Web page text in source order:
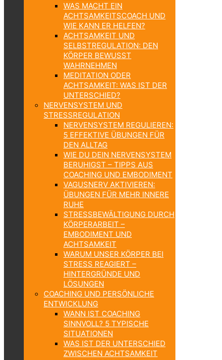
WAS MACHT EIN
ACHTSAMKEITSCOACH UND
WIE KANN ER HELFEN?
ACHTSAMKEIT UND
SELBSTREGULATION: DEN
KÖRPER BEWUSST
WAHRNEHMEN
MEDITATION ODER
ACHTSAMKEIT: WAS IST DER
UNTERSCHIED?
NERVENSYSTEM UND
STRESSREGULATION
NERVENSYSTEM REGULIEREN:
5 EFFEKTIVE ÜBUNGEN FÜR
DEN ALLTAG
WIE DU DEIN NERVENSYSTEM
BERUHIGST – TIPPS AUS
COACHING UND EMBODIMENT
VAGUSNERV AKTIVIEREN:
ÜBUNGEN FÜR MEHR INNERE
RUHE
STRESSBEWÄLTIGUNG DURCH
KÖRPERARBEIT –
EMBODIMENT UND
ACHTSAMKEIT
WARUM UNSER KÖRPER BEI
STRESS REAGIERT –
HINTERGRÜNDE UND
LÖSUNGEN
COACHING UND PERSÖNLICHE
ENTWICKLUNG
WANN IST COACHING
SINNVOLL? 5 TYPISCHE
SITUATIONEN
WAS IST DER UNTERSCHIED
ZWISCHEN ACHTSAMKEIT